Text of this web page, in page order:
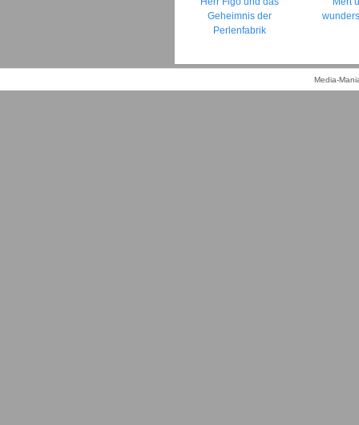
Geheimnis der
Perlenfabrik
Media-